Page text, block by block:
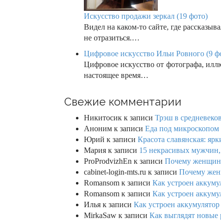
Искусство продажи зеркал (19 фото)
Видел на каком-то сайте, где
не отразиться.…
Цифровое искусство Ильи Ровного (9
Цифровое искусство от фотографа,
настоящее время…
Свежие комментарии
Никитосик к записи Трэш в
Аноним к записи Еда под микроскопом
Юрий к записи Красота славянская:
Мария к записи 15 некрасивых
ProProdvizhEn к записи Почему
cabinet-login-mts.ru к записи Почему
Romansom к записи Как устроен
Romansom к записи Как устроен
Илья к записи Как устроен
MirkaSaw к записи Как выглядят новые